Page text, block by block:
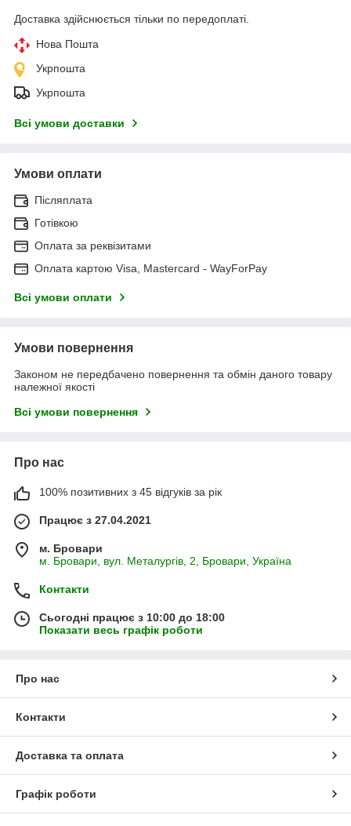
Доставка здійснюється тільки по передоплаті.
Нова Пошта
Укрпошта
Укрпошта
Всі умови доставки
Умови оплати
Післяплата
Готівкою
Оплата за реквізитами
Оплата картою Visa, Mastercard - WayForPay
Всі умови оплати
Умови повернення
Законом не передбачено повернення та обмін даного товару
належної якості
Всі умови повернення
Про нас
100% позитивних з 45 відгуків за рік
Працює з 27.04.2021
м. Бровари
м. Бровари, вул. Металургів, 2, Бровари, Україна
Контакти
Сьогодні працює з 10:00 до 18:00
Показати весь графік роботи
Про нас
Контакти
Доставка та оплата
Графік роботи